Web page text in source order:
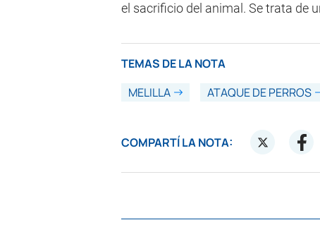
el sacrificio del animal. Se trata de
TEMAS DE LA NOTA
MELILLA
ATAQUE DE PERROS
COMPARTÍ LA NOTA: